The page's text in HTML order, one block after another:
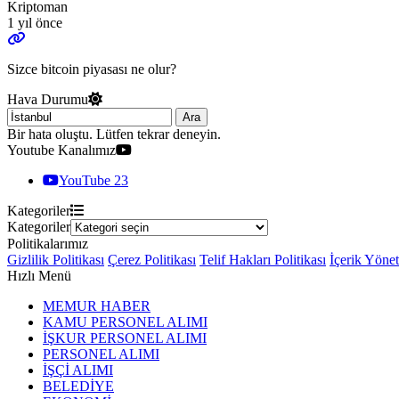
Kriptoman
1 yıl önce
Sizce bitcoin piyasası ne olur?
Hava Durumu
Ara
Bir hata oluştu. Lütfen tekrar deneyin.
Youtube Kanalımız
YouTube 23
Kategoriler
Kategoriler
Politikalarımız
Gizlilik Politikası Çerez Politikası Telif Hakları Politikası İçerik
Hızlı Menü
MEMUR HABER
KAMU PERSONEL ALIMI
İŞKUR PERSONEL ALIMI
PERSONEL ALIMI
İŞÇİ ALIMI
BELEDİYE